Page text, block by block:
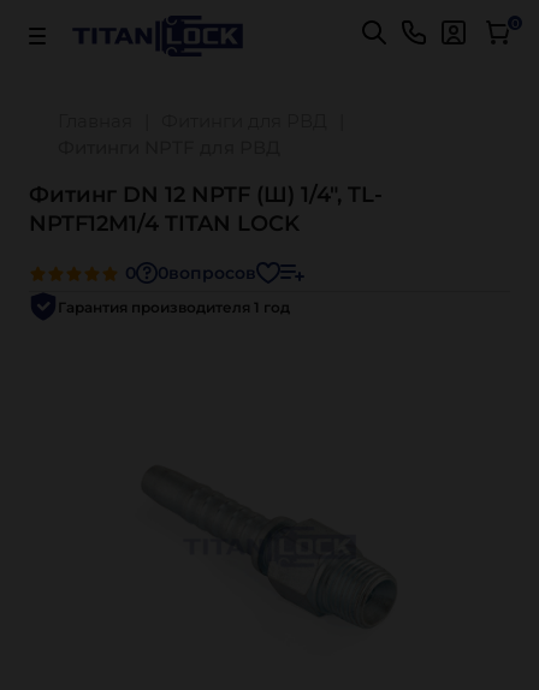
Важно! Для оплаты заказов Подробнее 0
Фитинг DN 12 NPTF (Ш) 1/4", TL-
NPTF12M1/4 TITAN LOCK
0 0вопросов
Гарантия производителя 1 год